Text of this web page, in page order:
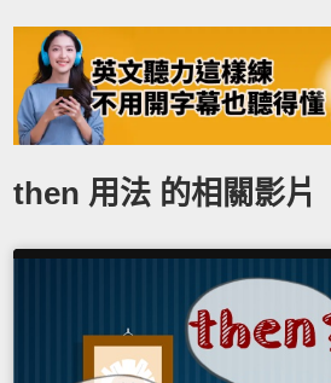
then 用法 的相關影片